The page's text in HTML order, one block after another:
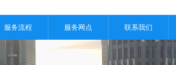
服务流程 服务网点 联系我们